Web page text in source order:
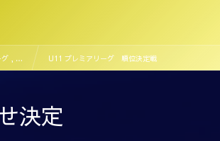
グ , … U11 プレミアリーグ 順位決定戦
決定